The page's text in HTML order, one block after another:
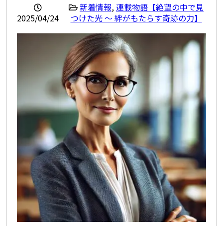
2025/04/24
新着情報,連載物語【絶望の中で見
つけた光 ～ 絆がもたらす奇跡の力】